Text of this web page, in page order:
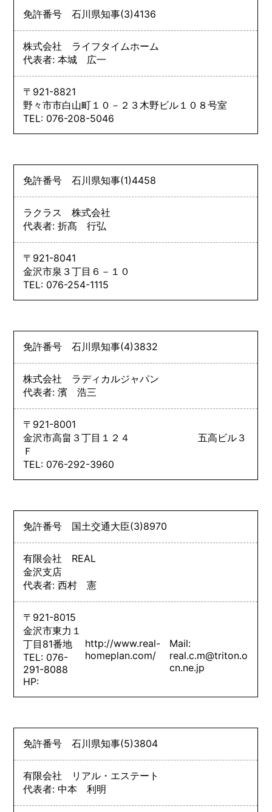
免許番号石川県知事(3)4136
株式会社 ライフタイムホーム
代表者: 本城 広一
〒921-8821
野々市市白山町１０－２３木野ビル１０８号室
TEL: 076-208-5046
免許番号石川県知事(1)4458
ラクラス 株式会社
代表者: 折髙 行弘
〒921-8041
金沢市泉３丁目６－１０
TEL: 076-254-1115
免許番号石川県知事(4)3832
株式会社 ラディカルジャパン
代表者: 濱 浩三
〒921-8001
金沢市高畠３丁目１２４ 五高ビル３
Ｆ
TEL: 076-292-3960
免許番号 国土交通大臣(3)8970
有限会社 REAL
金沢支店
代表者: 西村 憲
〒921-8015
金沢市東力１
丁目81番地
TEL: 076-
291-8088
HP:
http://www.real-
homeplan.com/
Mail:
real.c.m@triton.o
cn.ne.jp
免許番号石川県知事(5)3804
有限会社 リアル・エステート
代表者: 中本 利明